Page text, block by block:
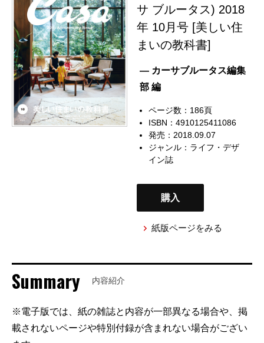
サ ブルータス) 2018
年 10月号 [美しい住
まいの教科書]
— カーサブルータス編集
部 編
ページ数：186頁
ISBN：4910125411086
発売：2018.09.07
ジャンル： ライフ・デザ
イン誌
購入
紙版ページをみる
Summary 内容紹介
※電子版では、紙の雑誌と内容が一部異なる場合や、掲
載されないページや特別付録が含まれない場合がござい